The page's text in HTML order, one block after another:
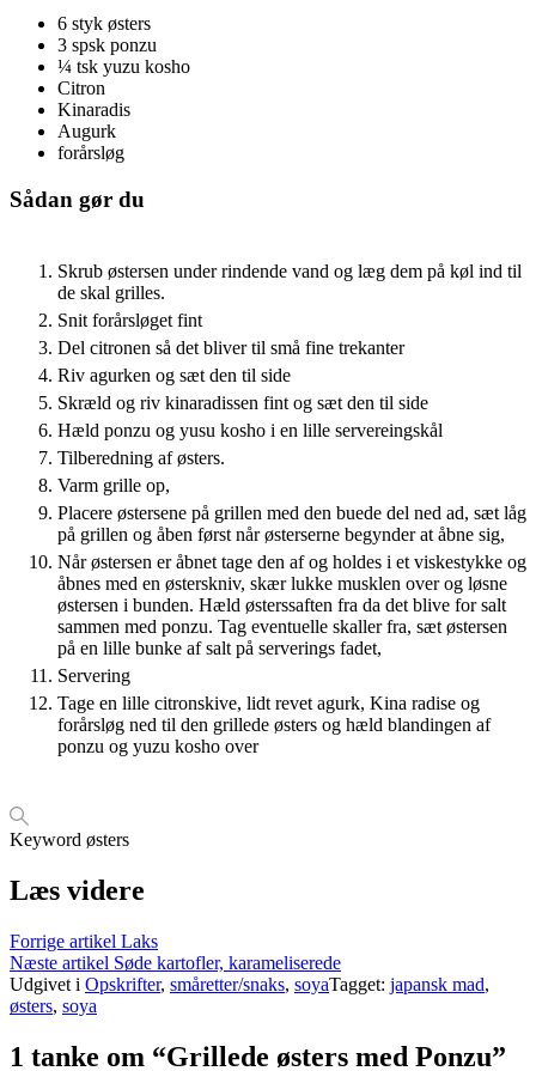
6 styk østers
3 spsk ponzu
¼ tsk yuzu kosho
Citron
Kinaradis
Augurk
forårsløg
Sådan gør du
Skrub østersen under rindende vand og læg dem på køl ind til
de skal grilles.
Snit forårsløget fint
Del citronen så det bliver til små fine trekanter
Riv agurken og sæt den til side
Skræld og riv kinaradissen fint og sæt den til side
Hæld ponzu og yusu kosho i en lille servereingskål
Tilberedning af østers.
Varm grille op,
Placere østersene på grillen med den buede del ned ad, sæt låg
på grillen og åben først når østerserne begynder at åbne sig,
Når østersen er åbnet tage den af og holdes i et viskestykke og
åbnes med en østerskniv, skær lukke musklen over og løsne
østersen i bunden. Hæld østerssaften fra da det blive for salt
sammen med ponzu. Tag eventuelle skaller fra, sæt østersen
på en lille bunke af salt på serverings fadet,
Servering
Tage en lille citronskive, lidt revet agurk, Kina radise og
forårsløg ned til den grillede østers og hæld blandingen af
ponzu og yuzu kosho over
Keyword østers
Læs videre
Forrige artikel Laks
Næste artikel Søde kartofler, karameliserede
Udgivet i Opskrifter, småretter/snaks, soyaTagget: japansk mad,
østers, soya
1 tanke om “Grillede østers med Ponzu”